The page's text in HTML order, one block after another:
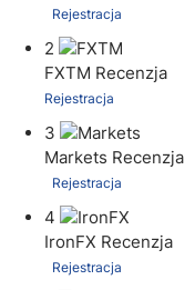
Rejestracja
2
FXTM Recenzja
Rejestracja
3
Markets Recenzja
Rejestracja
4
IronFX Recenzja
Rejestracja